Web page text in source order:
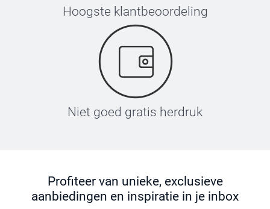
Hoogste klantbeoordeling
Niet goed gratis herdruk
Profiteer van unieke, exclusieve
aanbiedingen en inspiratie in je inbox